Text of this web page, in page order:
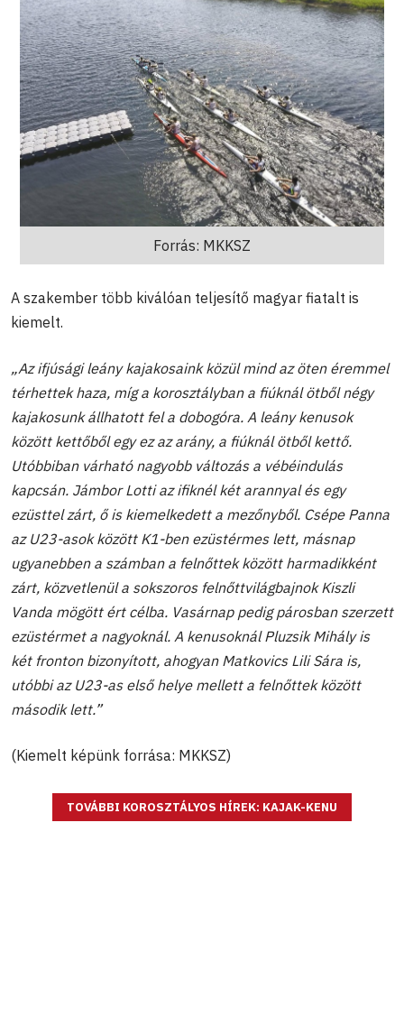
Forrás: MKKSZ
A szakember több kiválóan teljesítő magyar fiatalt is
kiemelt.
„Az ifjúsági leány kajakosaink közül mind az öten éremmel
térhettek haza, míg a korosztályban a fiúknál ötből négy
kajakosunk állhatott fel a dobogóra. A leány kenusok
között kettőből egy ez az arány, a fiúknál ötből kettő.
Utóbbiban várható nagyobb változás a vébéindulás
kapcsán. Jámbor Lotti az ifiknél két arannyal és egy
ezüsttel zárt, ő is kiemelkedett a mezőnyből. Csépe Panna
az U23-asok között K1-ben ezüstérmes lett, másnap
ugyanebben a számban a felnőttek között harmadikként
zárt, közvetlenül a sokszoros felnőttvilágbajnok Kiszli
Vanda mögött ért célba. Vasárnap pedig párosban szerzett
ezüstérmet a nagyoknál. A kenusoknál Pluzsik Mihály is
két fronton bizonyított, ahogyan Matkovics Lili Sára is,
utóbbi az U23-as első helye mellett a felnőttek között
második lett.”
(Kiemelt képünk forrása: MKKSZ)
TOVÁBBI KOROSZTÁLYOS HÍREK: KAJAK-KENU